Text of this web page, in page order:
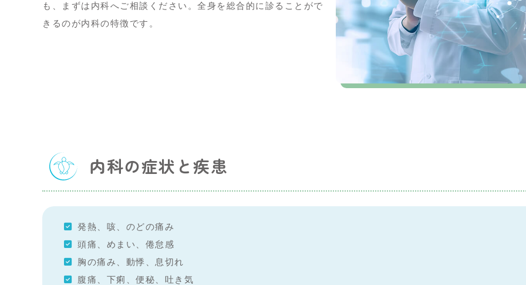
も、まずは内科へご相談ください。全身を総合的に診ることがで
きるのが内科の特徴です。
内科の症状と疾患
発熱、咳、のどの痛み
頭痛、めまい、倦怠感
胸の痛み、動悸、息切れ
腹痛、下痢、便秘、吐き気